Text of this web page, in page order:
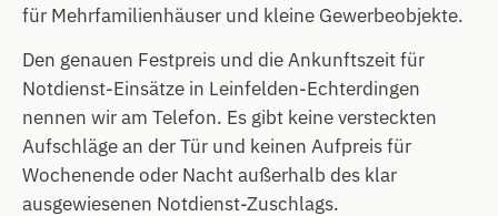
für Mehrfamilienhäuser und kleine Gewerbeobjekte.
Den genauen Festpreis und die Ankunftszeit für
Notdienst-Einsätze in Leinfelden-Echterdingen
nennen wir am Telefon. Es gibt keine versteckten
Aufschläge an der Tür und keinen Aufpreis für
Wochenende oder Nacht außerhalb des klar
ausgewiesenen Notdienst-Zuschlags.